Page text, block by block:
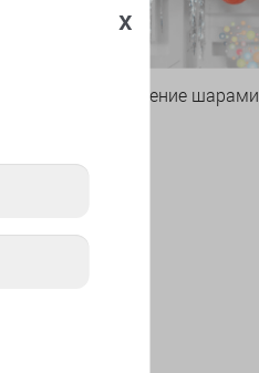
Оформление шарами
x